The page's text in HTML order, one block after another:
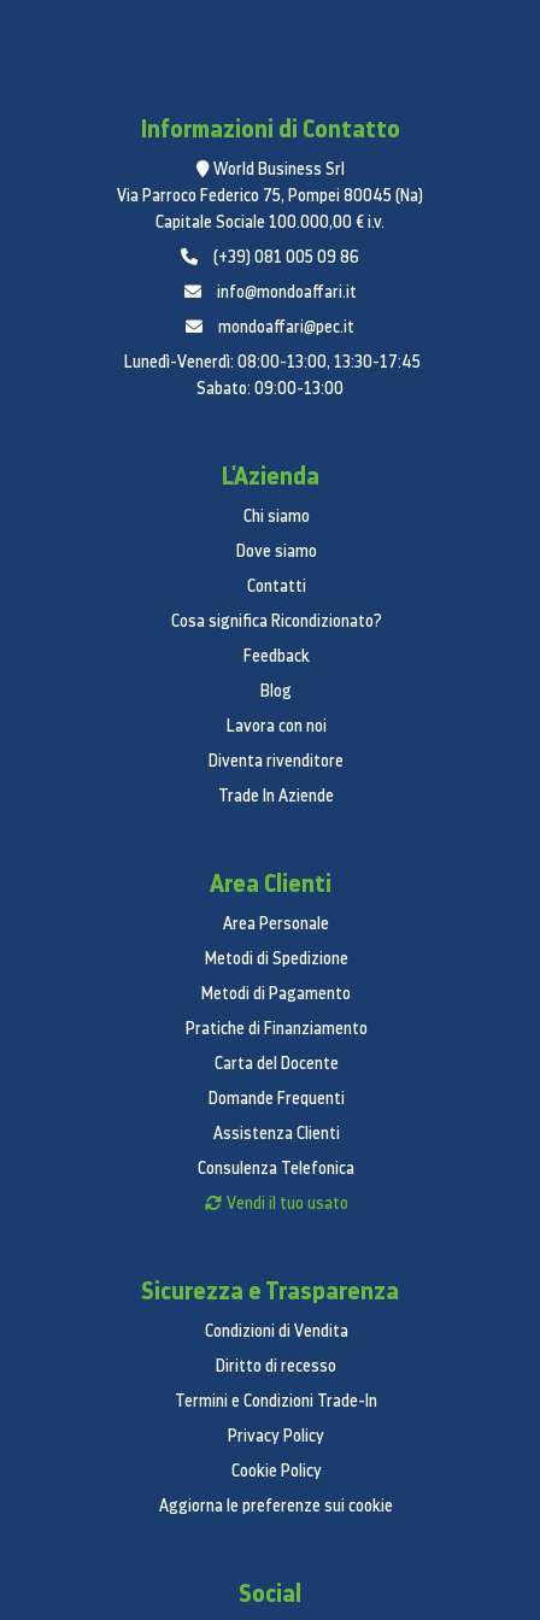
Informazioni di Contatto
World Business Srl
Via Parroco Federico 75, Pompei 80045 (Na)
Capitale Sociale 100.000,00 € i.v.
(+39) 081 005 09 86
info@mondoaffari.it
mondoaffari@pec.it
Lunedì-Venerdì: 08:00-13:00, 13:30-17:45
Sabato: 09:00-13:00
L'Azienda
Chi siamo
Dove siamo
Contatti
Cosa significa Ricondizionato?
Feedback
Blog
Lavora con noi
Diventa rivenditore
Trade In Aziende
Area Clienti
Area Personale
Metodi di Spedizione
Metodi di Pagamento
Pratiche di Finanziamento
Carta del Docente
Domande Frequenti
Assistenza Clienti
Consulenza Telefonica
Vendi il tuo usato
Sicurezza e Trasparenza
Condizioni di Vendita
Diritto di recesso
Termini e Condizioni Trade-In
Privacy Policy
Cookie Policy
Aggiorna le preferenze sui cookie
Social